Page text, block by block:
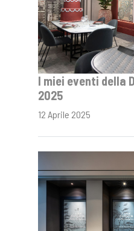
I miei eventi della
2025
12 Aprile 2025